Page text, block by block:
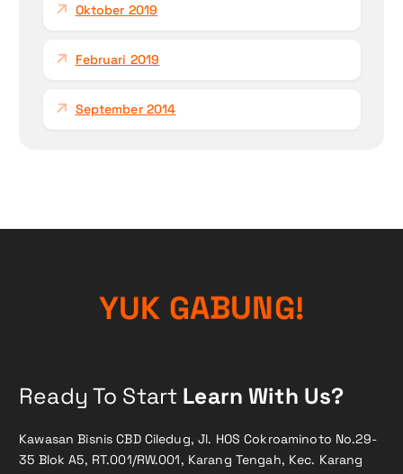
Oktober 2019
Februari 2019
September 2014
YUK GABUNG!
Ready To Start Learn With Us?
Kawasan Bisnis CBD Ciledug, Jl. HOS Cokroaminoto No.29-
35 Blok A5, RT.001/RW.001, Karang Tengah, Kec. Karang